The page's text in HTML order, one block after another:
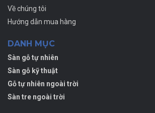
Về chúng tôi
Hướng dẫn mua hàng
DANH MỤC
Sàn gỗ tự nhiên
Sàn gỗ kỹ thuật
Gỗ tự nhiên ngoài trời
Sàn tre ngoài trời